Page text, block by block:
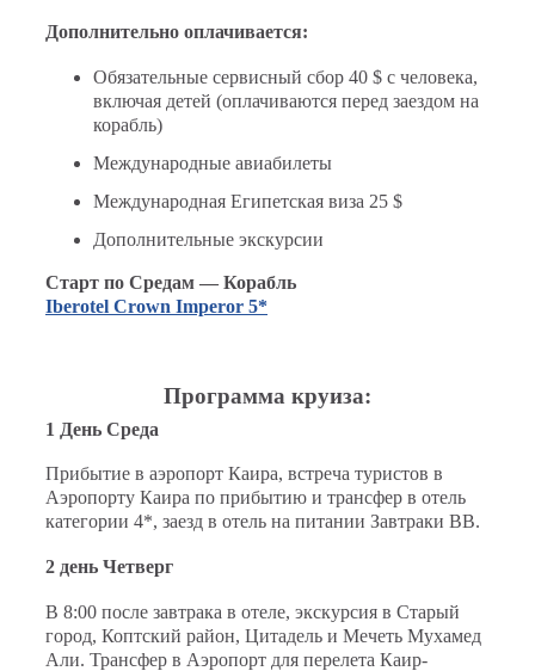
Дополнительно оплачивается:
Обязательные сервисный сбор 40 $ с человека,
включая детей (оплачиваются перед заездом на
корабль)
Международные авиабилеты
Международная Египетская виза 25 $
Дополнительные экскурсии
Старт по Средам — Корабль
Iberotel Crown Imperor 5*
Программа круиза:
1 День Среда
Прибытие в аэропорт Каира, встреча туристов в
Аэропорту Каира по прибытию и трансфер в отель
категории 4*, заезд в отель на питании Завтраки BB.
2 день Четверг
В 8:00 после завтрака в отеле, экскурсия в Старый
город, Коптский район, Цитадель и Мечеть Мухамед
Али. Трансфер в Аэропорт для перелета Каир-